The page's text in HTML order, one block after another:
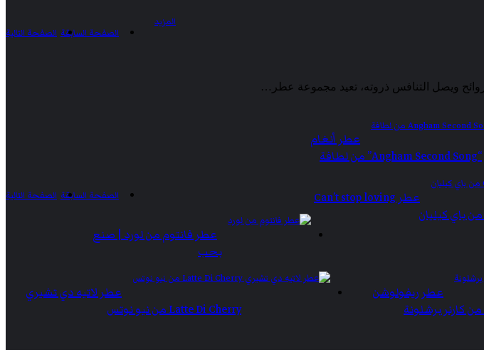
المزيد
الصفحة السابقة الصفحة التالية
عطر أنغام
“Angham Second Song” من لطافة
الصفحة السابقة الصفحة التالية
عطر Can’t stop loving
عطر فانتوم من لورد | صنع
بحب
عطر ريفولوشن
عطر لاتيه دي تشيري
Latte Di Cherry من نيو نوتس